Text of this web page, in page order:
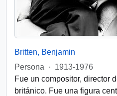
Britten, Benjamin
Persona
· 1913-1976
Fue un compositor, director
británico. Fue una figura